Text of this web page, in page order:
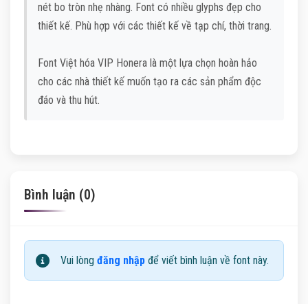
nét bo tròn nhẹ nhàng. Font có nhiều glyphs đẹp cho
thiết kế. Phù hợp với các thiết kế về tạp chí, thời trang.
Font Việt hóa VIP Honera là một lựa chọn hoàn hảo
cho các nhà thiết kế muốn tạo ra các sản phẩm độc
đáo và thu hút.
Bình luận (0)
Vui lòng đăng nhập để viết bình luận về font này.